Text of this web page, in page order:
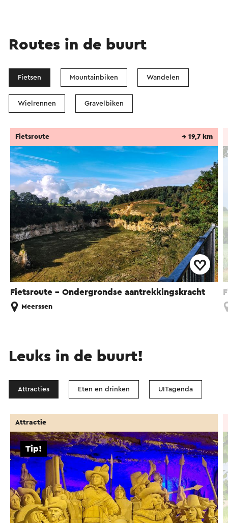
Routes in de buurt
Fietsen Mountainbiken Wandelen
Wielrennen Gravelbiken
Fietsroute - Ondergrondse aantrekkingskracht
Fietsroute → 19,7 km
Meerssen
Leuks in de buurt!
Attracties Eten en drinken UITagenda
Tip!
Attractie